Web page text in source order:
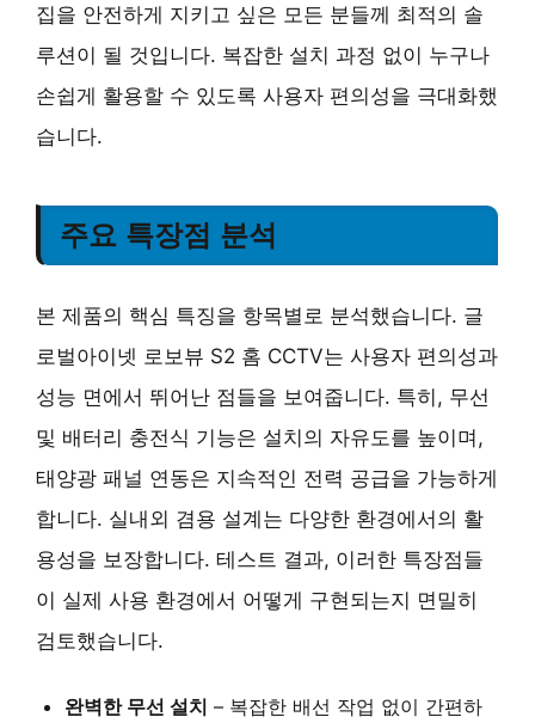
집을 안전하게 지키고 싶은 모든 분들께 최적의 솔
루션이 될 것입니다. 복잡한 설치 과정 없이 누구나
손쉽게 활용할 수 있도록 사용자 편의성을 극대화했
습니다.
주요 특장점 분석
본 제품의 핵심 특징을 항목별로 분석했습니다. 글
로벌아이넷 로보뷰 S2 홈 CCTV는 사용자 편의성과
성능 면에서 뛰어난 점들을 보여줍니다. 특히, 무선
및 배터리 충전식 기능은 설치의 자유도를 높이며,
태양광 패널 연동은 지속적인 전력 공급을 가능하게
합니다. 실내외 겸용 설계는 다양한 환경에서의 활
용성을 보장합니다. 테스트 결과, 이러한 특장점들
이 실제 사용 환경에서 어떻게 구현되는지 면밀히
검토했습니다.
완벽한 무선 설치 – 복잡한 배선 작업 없이 간편하